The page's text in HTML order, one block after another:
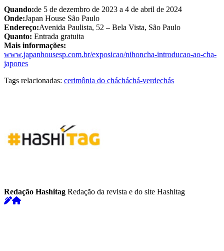
Quando:de 5 de dezembro de 2023 a 4 de abril de 2024
Onde:Japan House São Paulo
Endereço:Avenida Paulista, 52 – Bela Vista, São Paulo
Quanto: Entrada gratuita
Mais informações:
www.japanhousesp.com.br/exposicao/nihoncha-introducao-ao-cha-
japones
Tags relacionadas: cerimônia do chácháchá-verdechás
Redação Hashitag Redação da revista e do site Hashitag